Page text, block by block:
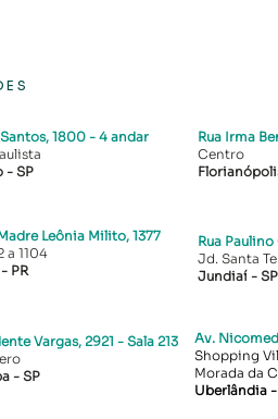
1800 - 4 andar
- SP
Leônia Milito, 1377
a 1104
PR​
Rua Irma
Centro
Rua
Jd. Santa
Jundiaí - SP
Vargas, 2921 - Sala 213
- SP
Av.
Shopping
Morada da
Uberlândia